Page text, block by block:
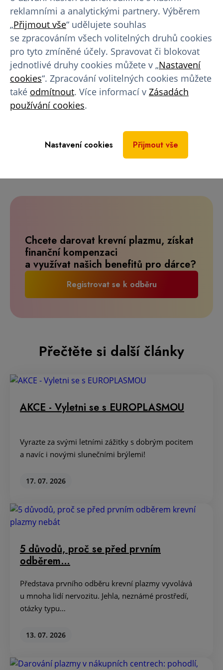
Mostě,ChodověneboZličíně. Zaodběr krevní
plazmy v dárcovských centrech Europlasmy
můžete získat také celouřadu skvělých
benefitů .
Chci darovat plazmu na Zličíně
Chci darovat krevní plazmu na Chodově
Chci darovat plazmu na Černém Mostě
Chcete darovat krevní plazmu, získat
finanční kompenzaci
a využívat našich benefitů pro dárce?
Registrovat se k odběru
Přečtěte si další články
AKCE - Vyletni se s EUROPLASMOU
Vyrazte za svými letními zážitky s dobrým pocitem
a navíc i novými slunečními brýlemi!
17. 07. 2026
5 důvodů, proč se před prvním
odběrem…
Představa prvního odběru krevní plazmy vyvolává
u mnoha lidí nervozitu. Jehla, neznámé prostředí,
otázky typu…
13. 07. 2026
reklamními a analytickými partnery. Výběrem
„Přijmout vše“ udělujete souhlas
se zpracováním všech volitelných druhů cookies
pro tyto zmíněné účely. Spravovat či blokovat
jednotlivé druhy cookies můžete v „Nastavení
cookies“. Zpracování volitelných cookies můžete
také odmítnout. Více informací v Zásadách
používání cookies.
Nastavení cookies Přijmout vše